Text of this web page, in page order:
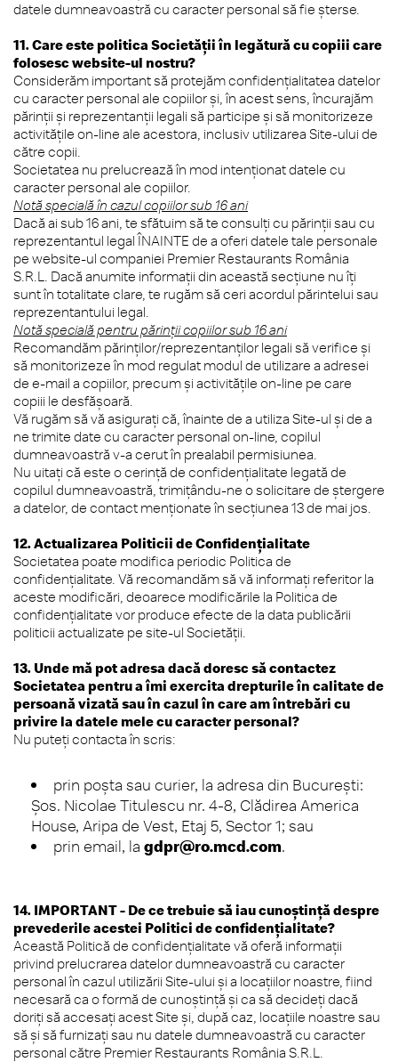
datele dumneavoastră cu caracter personal să fie șterse.
11. Care este politica Societății în legătură cu copiii care
folosesc website-ul nostru?
Considerăm important să protejăm confidențialitatea datelor
cu caracter personal ale copiilor și, în acest sens, încurajăm
părinții și reprezentanții legali să participe și să monitorizeze
activitățile on-line ale acestora, inclusiv utilizarea Site-ului de
către copii.
Societatea nu prelucrează în mod intenționat datele cu
caracter personal ale copiilor.
Notă specială în cazul copiilor sub 16 ani
Dacă ai sub 16 ani, te sfătuim să te consulți cu părinții sau cu
reprezentantul legal ÎNAINTE de a oferi datele tale personale
pe website-ul companiei Premier Restaurants România
S.R.L. Dacă anumite informații din această secțiune nu îți
sunt în totalitate clare, te rugăm să ceri acordul părintelui sau
reprezentantului legal.
Notă specială pentru părinții copiilor sub 16 ani
Recomandăm părinților/reprezentanților legali să verifice și
să monitorizeze în mod regulat modul de utilizare a adresei
de e-mail a copiilor, precum și activitățile on-line pe care
copiii le desfășoară.
Vă rugăm să vă asigurați că, înainte de a utiliza Site-ul și de a
ne trimite date cu caracter personal on-line, copilul
dumneavoastră v-a cerut în prealabil permisiunea.
Nu uitați că este o cerință de confidențialitate legată de
copilul dumneavoastră, trimițându-ne o solicitare de ștergere
a datelor, de contact menționate în secțiunea 13 de mai jos.
12. Actualizarea Politicii de Confidențialitate
Societatea poate modifica periodic Politica de
confidențialitate. Vă recomandăm să vă informați referitor la
aceste modificări, deoarece modificările la Politica de
confidențialitate vor produce efecte de la data publicării
politicii actualizate pe site-ul Societății.
13. Unde mă pot adresa dacă doresc să contactez
Societatea pentru a îmi exercita drepturile în calitate de
persoană vizată sau în cazul în care am întrebări cu
privire la datele mele cu caracter personal?
Nu puteți contacta în scris:
prin poșta sau curier, la adresa din București:
Șos. Nicolae Titulescu nr. 4-8, Clădirea America
House, Aripa de Vest, Etaj 5, Sector 1; sau
prin email, la gdpr@ro.mcd.com.
14. IMPORTANT - De ce trebuie să iau cunoștință despre
prevederile acestei Politici de confidențialitate?
Această Politică de confidențialitate vă oferă informații
privind prelucrarea datelor dumneavoastră cu caracter
personal în cazul utilizării Site-ului și a locațiilor noastre, fiind
necesară ca o formă de cunoștință și ca să decideți dacă
doriți să accesați acest Site și, după caz, locațiile noastre sau
să și să furnizați sau nu datele dumneavoastră cu caracter
personal către Premier Restaurants România S.R.L.